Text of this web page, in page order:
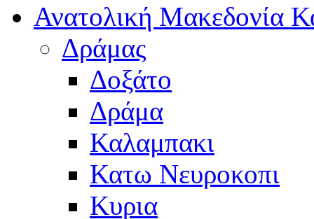
Ανατολική Μακεδονία
Δράμας
Δοξάτο
Δράμα
Καλαμπακι
Κατω Νευροκοπι
Κυρια